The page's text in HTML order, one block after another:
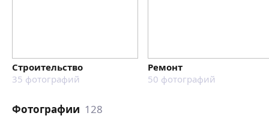
Строительство
35 фотографий
Ремонт
50 фотографий
Фотографии 128